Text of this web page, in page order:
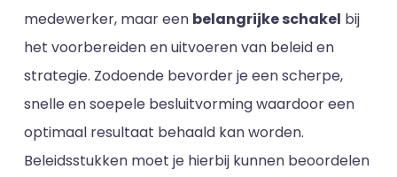
medewerker, maar een belangrijke schakel bij
het voorbereiden en uitvoeren van beleid en
strategie. Zodoende bevorder je een scherpe,
snelle en soepele besluitvorming waardoor een
optimaal resultaat behaald kan worden.
Beleidsstukken moet je hierbij kunnen beoordelen